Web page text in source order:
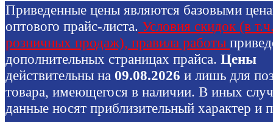
Приведенные цены являются базовыми
оптового прайс-листа. Условия скидок (в
розничных продаж), правила работы
дополнительных страницах прайса. Цены
действительны на 09.08.2026 и лишь для
товара, имеющегося в наличии. В иных
данные носят приблизительный характер и